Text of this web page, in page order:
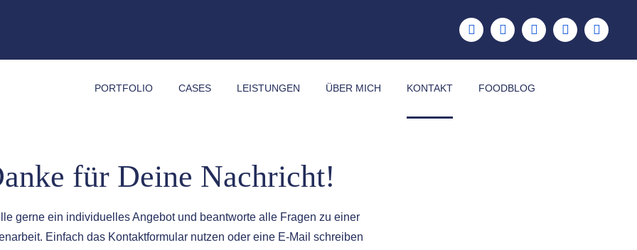
PORTFOLIO CASES LEISTUNGEN ÜBER MICH KONTAKT FOODBLOG
für Deine Nachricht!
gerne ein individuelles Angebot und beantworte alle Fragen zu einer
Einfach das Kontaktformular nutzen oder eine E-Mail schreiben